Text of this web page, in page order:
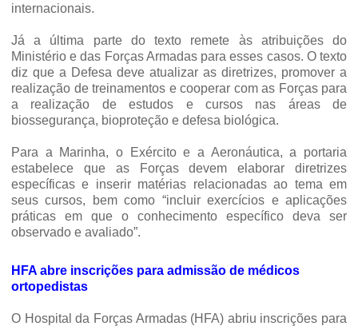
internacionais.
Já a última parte do texto remete às atribuições do
Ministério e das Forças Armadas para esses casos. O texto
diz que a Defesa deve atualizar as diretrizes, promover a
realização de treinamentos e cooperar com as Forças para
a realização de estudos e cursos nas áreas de
biossegurança, bioproteção e defesa biológica.
Para a Marinha, o Exército e a Aeronáutica, a portaria
estabelece que as Forças devem elaborar diretrizes
específicas e inserir matérias relacionadas ao tema em
seus cursos, bem como “incluir exercícios e aplicações
práticas em que o conhecimento específico deva ser
observado e avaliado”.
HFA abre inscrições para admissão de médicos
ortopedistas
O Hospital da Forças Armadas (HFA) abriu inscrições para